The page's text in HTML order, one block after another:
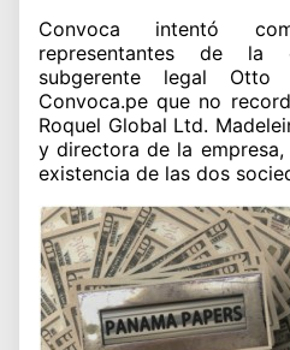
Convoca intentó
representantes de la
subgerente legal Otto
Convoca.pe que no
Roquel Global Ltd.
y directora de la
existencia de las dos